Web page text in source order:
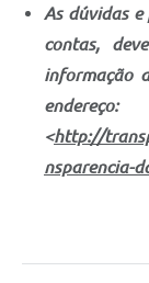
As dúvidas
contas,
informação
endereço:
<http://
nsparencia-